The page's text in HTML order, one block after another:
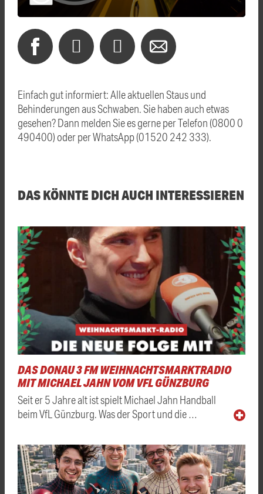
Einfach gut informiert: Alle aktuellen Staus und
Behinderungen aus Schwaben. Sie haben auch etwas
gesehen? Dann melden Sie es gerne per Telefon (0800 0
490400) oder per WhatsApp (01520 242 333).
DAS KÖNNTE DICH AUCH INTERESSIEREN
DAS DONAU 3 FM WEIHNACHTSMARKTRADIO
MIT MICHAEL JAHN VOM VFL GÜNZBURG
Seit er 5 Jahre alt ist spielt Michael Jahn Handball
beim VfL Günzburg. Was der Sport und die …